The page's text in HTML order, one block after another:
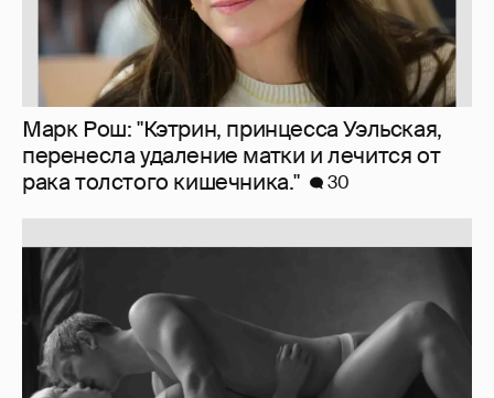
Марк Рош: "Кэтрин, принцесса Уэльская,
перенесла удаление матки и лечится от
рака толстого кишечника."
30